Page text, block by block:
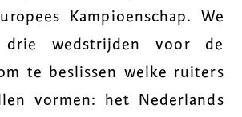
Kampioenschap. We
wedstrijden voor de
te beslissen welke ruiters
vormen: het Nederlands